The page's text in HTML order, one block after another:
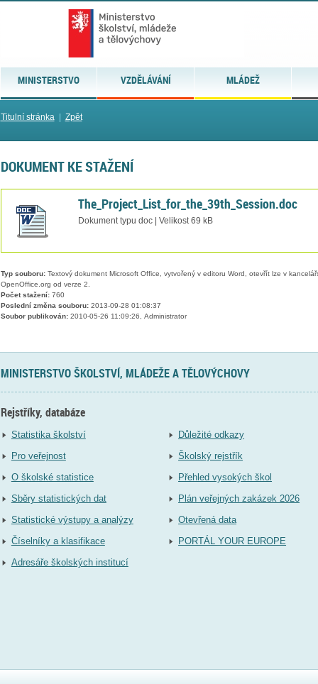
MINISTERSTVO VZDĚLÁVÁNÍ MLÁDEŽ
Titulní stránka| Zpět
DOKUMENT KE STAŽENÍ
The_Project_List_for_the_39th_Session.doc
Dokument typu doc | Velikost 69 kB
Typ souboru:Textový dokument Microsoft Office, vytvořený v editoru Word, otevřít lze v
OpenOffice.org od verze 2.
Počet stažení:760
Poslední změna souboru:2013-09-28 01:08:37
Soubor publikován:2010-05-26 11:09:26, Administrator
MINISTERSTVO ŠKOLSTVÍ, MLÁDEŽE A TĚLOVÝCHOVY
Rejstříky, databáze
Statistika školství
Pro veřejnost
O školské statistice
Sběry statistických dat
Statistické výstupy a analýzy
Číselníky a klasifikace
Adresáře školských institucí
Důležité odkazy
Školský rejstřík
Přehled vysokých škol
Plán veřejných zakázek 2026
Otevřená data
PORTÁL YOUR EUROPE